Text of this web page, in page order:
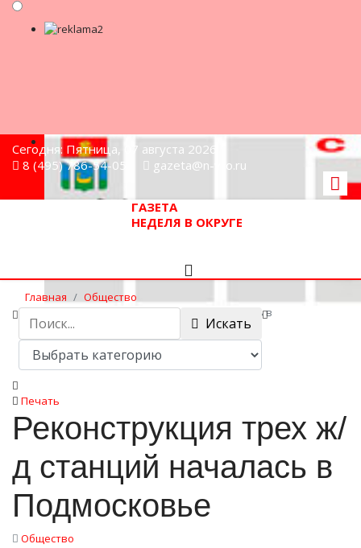
Сегодня: Пятница, 07 августа 2026
8 (495) 786-54-05
gazeta@n-v-o.ru
ГАЗЕТА
НЕДЕЛЯ В ОКРУГЕ
Главная
Общество
Реконструкция трех ж/д станций началась в
Подмосковье
Искать
Печать
Реконструкция трех ж/
д станций началась в
Подмосковье
Общество